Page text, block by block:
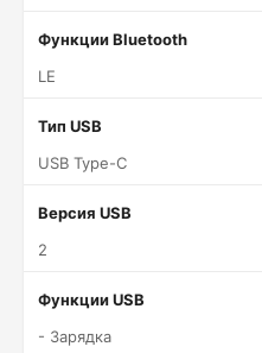
Функции Bluetooth
LE
Тип USB
USB Type-C
Версия USB
2
Функции USB
- Зарядка